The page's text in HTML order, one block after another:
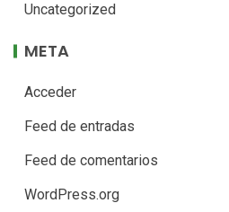
Uncategorized
META
Acceder
Feed de entradas
Feed de comentarios
WordPress.org